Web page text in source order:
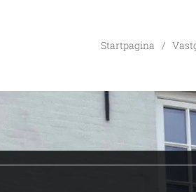
Startpagina